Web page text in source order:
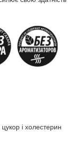
і холестерин